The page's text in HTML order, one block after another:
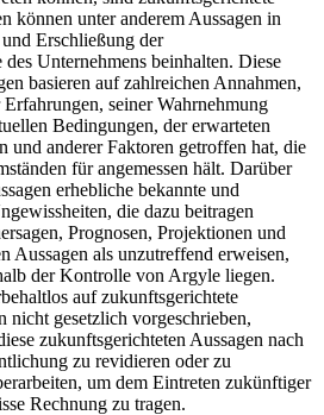
können unter anderem Aussagen in
Erschließung der
Unternehmens beinhalten. Diese
basieren auf zahlreichen Annahmen,
seiner Wahrnehmung
Bedingungen, der erwarteten
anderer Faktoren getroffen hat, die
für angemessen hält. Darüber
erhebliche bekannte und
die dazu beitragen
Prognosen, Projektionen und
Aussagen als unzutreffend erweisen,
der Kontrolle von Argyle liegen.
auf zukunftsgerichtete
nicht gesetzlich vorgeschrieben,
zukunftsgerichteten Aussagen nach
zu revidieren oder zu
um dem Eintreten zukünftiger
Rechnung zu tragen.